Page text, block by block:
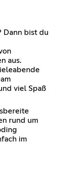
Dann bist du
aus.
viel Spaß
rund um
im